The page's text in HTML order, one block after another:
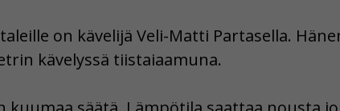
on kävelijä Veli-Matti Partasella.
kävelyssä tiistaiaamuna.